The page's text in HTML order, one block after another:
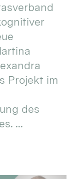
Projekt im
des
...